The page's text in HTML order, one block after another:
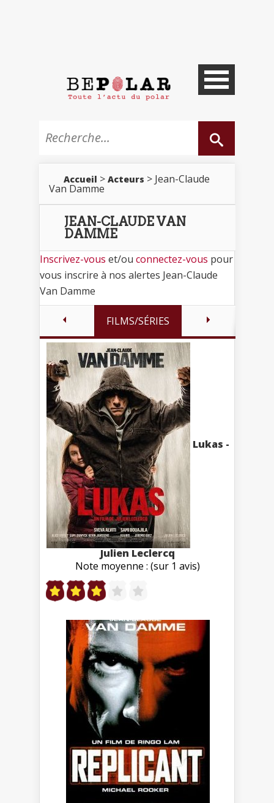
Accueil > Acteurs > Jean-Claude
Van Damme
JEAN-CLAUDE VAN
DAMME
Inscrivez-vous et/ou connectez-vous pour
vous inscrire à nos alertes Jean-Claude
Van Damme
FILMS/SÉRIES
Lukas -
Julien Leclercq
Note moyenne : (sur 1 avis)